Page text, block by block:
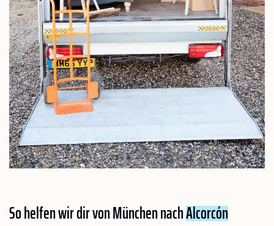
So helfen wir dir von München nachAlcorcón